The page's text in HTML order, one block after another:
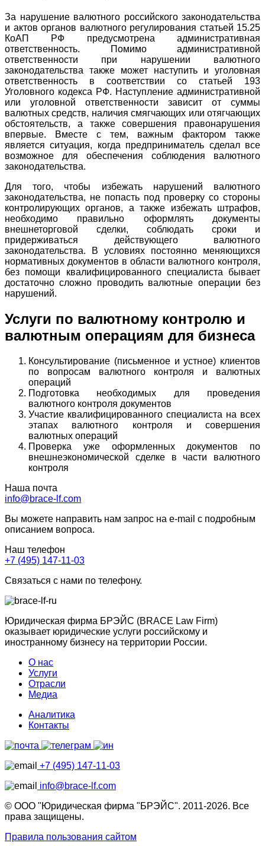
За нарушение валютного российского законодательства
и актов органов валютного регулирования статьей 15.25
КоАП РФ предусмотрена административная
ответственность. Помимо административной
ответственности при нарушении валютного
законодательства также может наступить и уголовная
ответственность в соответствии со статьей 193
Уголовного кодекса РФ. Наступление административной
или уголовной ответственности зависит от суммы
валютных средств, наличия смягчающих или отягчающих
обстоятельств, а также совершения правонарушения
впервые. Вместе с тем, важным фактором также
является ситуация, когда предприниматель сделал все
возможное для обеспечения соблюдения валютного
законодательства.
Для того, чтобы избежать нарушений валютного
законодательства, не попасть под проверку со стороны
контролирующих органов, а также избежать штрафов,
необходимо правильно оформлять документы
внешнеторговой сделки, соблюдать сроки и
придерживаться действующего валютного
законодательства. В условиях постоянно меняющихся
нормативных документов в области валютного контроля,
без помощи квалифицированного специалиста бывает
достаточно сложно проводить валютные операции без
нарушений.
Услуги по валютному контролю и
валютным операциям для бизнеса
Консультирование (письменное и устное) клиентов
по вопросам валютного контроля и валютных
операций
Подготовка необходимых для проведения
валютного контроля документов
Участие квалифицированного специалиста на всех
этапах валютного контроля и совершения
валютных операций
Проверка уже оформленных документов по
внешнеэкономической сделке в части валютного
контроля
Наша почта
info@brace-lf.com
Вы можете направить нам запрос на e-mail с подробным
описанием вопроса.
Наш телефон
+7 (495) 147-11-03
Связаться с нами по телефону.
Юридическая фирма БРЭЙС (BRACE Law Firm)
оказывает юридические услуги российскому и
иностранному бизнесу на территории России.
О нас
Услуги
Отрасли
Медиа
Аналитика
Контакты
+7 (495) 147-11-03
info@brace-lf.com
© ООО "Юридическая фирма "БРЭЙС". 2011-2026. Все
права защищены.
Правила пользования сайтом